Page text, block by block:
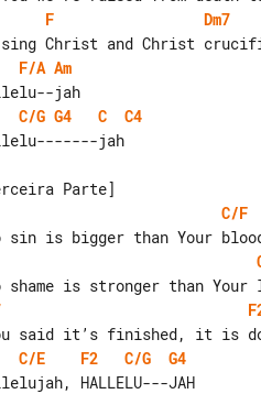
F
Dm7
F/A Am
C/G G4 C
C4
jah
C/F
C/E
F2 C/G
G4
HALLELU---JAH